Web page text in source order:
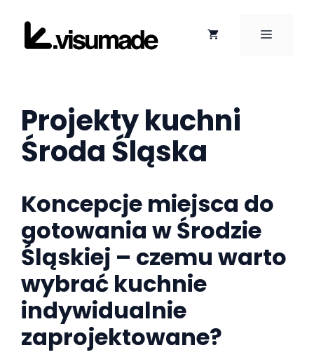
treści
MENU
Projekty kuchni
Środa Śląska
Koncepcje miejsca do
gotowania w Środzie
Śląskiej – czemu warto
wybrać kuchnie
indywidualnie
zaprojektowane?